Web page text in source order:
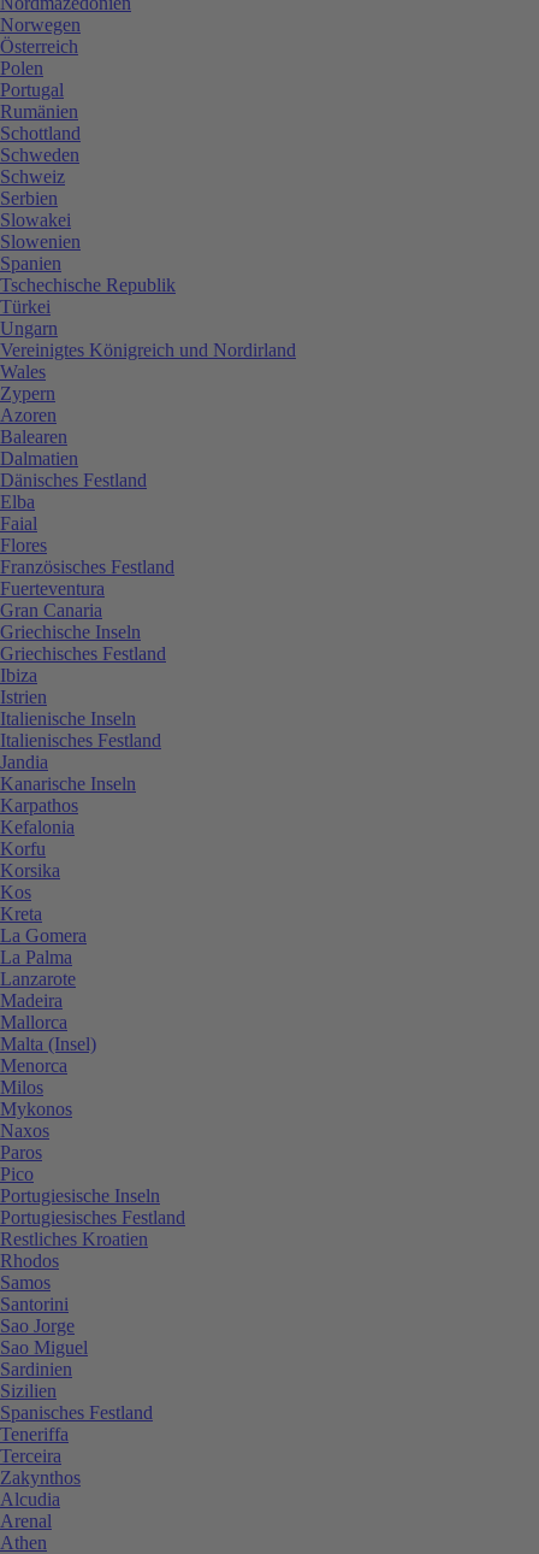
Norwegen
Österreich
Polen
Portugal
Rumänien
Schottland
Schweden
Schweiz
Serbien
Slowakei
Slowenien
Spanien
Tschechische Republik
Türkei
Ungarn
Vereinigtes Königreich und Nordirland
Wales
Zypern
Azoren
Balearen
Dalmatien
Dänisches Festland
Elba
Faial
Flores
Französisches Festland
Fuerteventura
Gran Canaria
Griechische Inseln
Griechisches Festland
Ibiza
Istrien
Italienische Inseln
Italienisches Festland
Jandia
Kanarische Inseln
Karpathos
Kefalonia
Korfu
Korsika
Kos
Kreta
La Gomera
La Palma
Lanzarote
Madeira
Mallorca
Malta (Insel)
Menorca
Milos
Mykonos
Naxos
Paros
Pico
Portugiesische Inseln
Portugiesisches Festland
Restliches Kroatien
Rhodos
Samos
Santorini
Sao Jorge
Sao Miguel
Sardinien
Sizilien
Spanisches Festland
Teneriffa
Terceira
Zakynthos
Alcudia
Arenal
Athen